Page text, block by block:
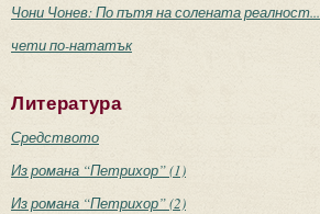
Чони Чонев: По пътя на солената реалност...
чети по-нататък
Литература
Средството
Из романа “Петрихор” (1)
Из романа “Петрихор” (2)